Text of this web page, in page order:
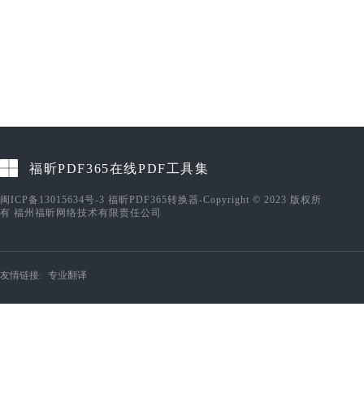
福昕PDF365在线PDF工具集
闽ICP备13015634号-3 福昕PDF365转换器-Copyright © 2023 版权所
有 福州福昕网络技术有限责任公司
友情链接: 专业翻译